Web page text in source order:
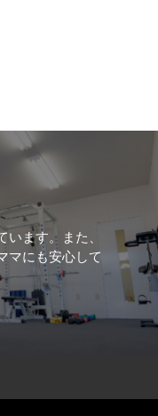
ます。また、
マにも安心して